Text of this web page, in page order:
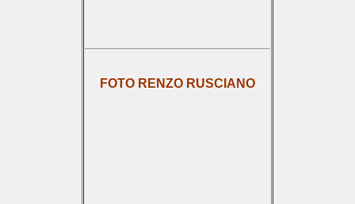
FOTO RENZO RUSCIANO